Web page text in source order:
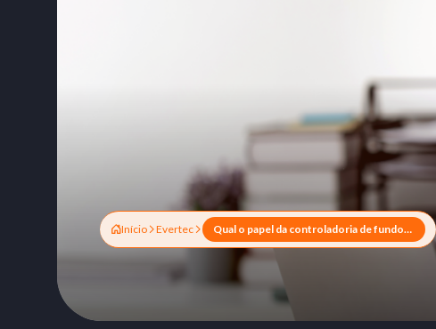
Início Evertec Qual o papel da controladoria de fundos de pensão?